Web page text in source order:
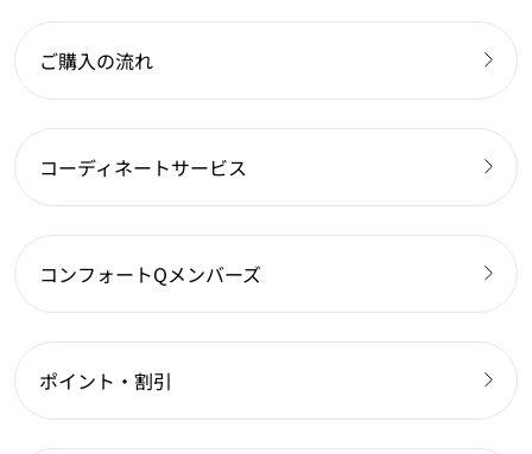
ご購入の流れ
コーディネートサービス
コンフォートQメンバーズ
ポイント・割引